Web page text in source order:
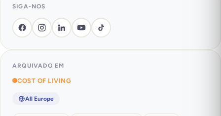
SIGA-NOS
ARQUIVADO EM
COST OF LIVING
All Europe